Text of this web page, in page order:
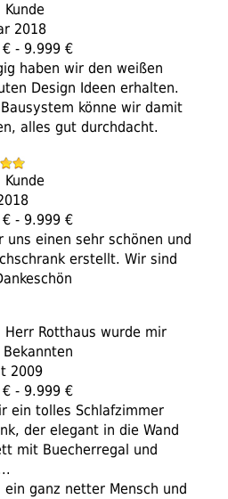
2018
- 9.999 €
haben wir den weißen
Design Ideen erhalten.
könne wir damit
alles gut durchdacht.
- 9.999 €
uns einen sehr schönen und
erstellt. Wir sind
Herr Rotthaus wurde mir
2009
- 9.999 €
ein tolles Schlafzimmer
der elegant in die Wand
mit Buecherregal und
ganz netter Mensch und